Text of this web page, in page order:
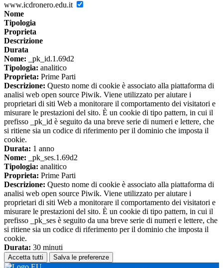
www.icdronero.edu.it
Nome
Tipologia
Proprieta
Descrizione
Durata
Nome: _pk_id.1.69d2
Tipologia: analitico
Proprieta: Prime Parti
Descrizione: Questo nome di cookie è associato alla piattaforma di
analisi web open source Piwik. Viene utilizzato per aiutare i
proprietari di siti Web a monitorare il comportamento dei visitatori e
misurare le prestazioni del sito. È un cookie di tipo pattern, in cui il
prefisso _pk_id è seguito da una breve serie di numeri e lettere, che
si ritiene sia un codice di riferimento per il dominio che imposta il
cookie.
Durata: 1 anno
Nome: _pk_ses.1.69d2
Tipologia: analitico
Proprieta: Prime Parti
Descrizione: Questo nome di cookie è associato alla piattaforma di
analisi web open source Piwik. Viene utilizzato per aiutare i
proprietari di siti Web a monitorare il comportamento dei visitatori e
misurare le prestazioni del sito. È un cookie di tipo pattern, in cui il
prefisso _pk_ses è seguito da una breve serie di numeri e lettere, che
si ritiene sia un codice di riferimento per il dominio che imposta il
cookie.
Durata: 30 minuti
Accetta tutti Salva le preferenze